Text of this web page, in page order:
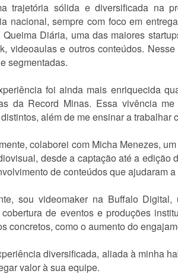
trajetória sólida e diversificada na
nacional, sempre com foco em
Diária, uma das maiores
videoaulas e outros conteúdos.
segmentadas.
foi ainda mais enriquecida
da Record Minas. Essa vivência
além de me ensinar a
colaborei com Micha Menezes,
desde a captação até a
de conteúdos que ajudaram
sou videomaker na Buffalo
cobertura de eventos e produções
concretos, como o aumento do
diversificada, aliada à minha
valor à sua equipe.